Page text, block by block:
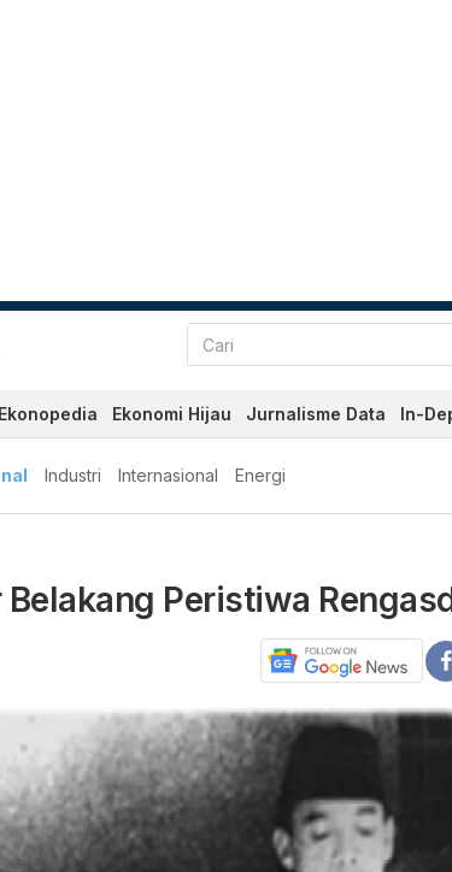
Ekonopedia Ekonomi Hijau Jurnalisme Data In-
Industri Internasional Energi
Belakang Peristiwa